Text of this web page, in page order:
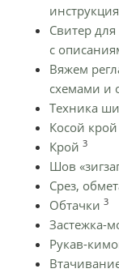
инструкция
Cвитер
с
Вяжем
схемами и
Техника
Косой крой
Крой 3
Шов
Срез,
Обтачки 3
Застежка-
Рукав-